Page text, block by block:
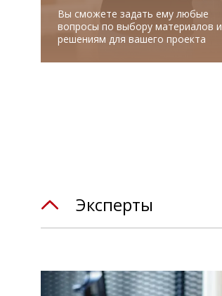
Вы сможете задать ему любые
вопросы по выбору материалов и
решениям для вашего проекта
Эксперты